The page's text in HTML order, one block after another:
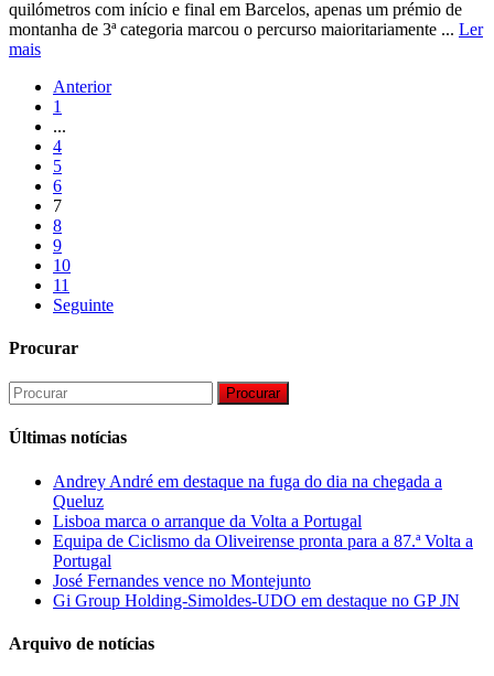
quilómetros com início e final em Barcelos, apenas um prémio de
montanha de 3ª categoria marcou o percurso maioritariamente ... Ler
mais
Anterior
1
...
4
5
6
7
8
9
10
11
Seguinte
Procurar
Procurar
Últimas notícias
Andrey André em destaque na fuga do dia na chegada a
Queluz
Lisboa marca o arranque da Volta a Portugal
Equipa de Ciclismo da Oliveirense pronta para a 87.ª Volta a
Portugal
José Fernandes vence no Montejunto
Gi Group Holding-Simoldes-UDO em destaque no GP JN
Arquivo de notícias